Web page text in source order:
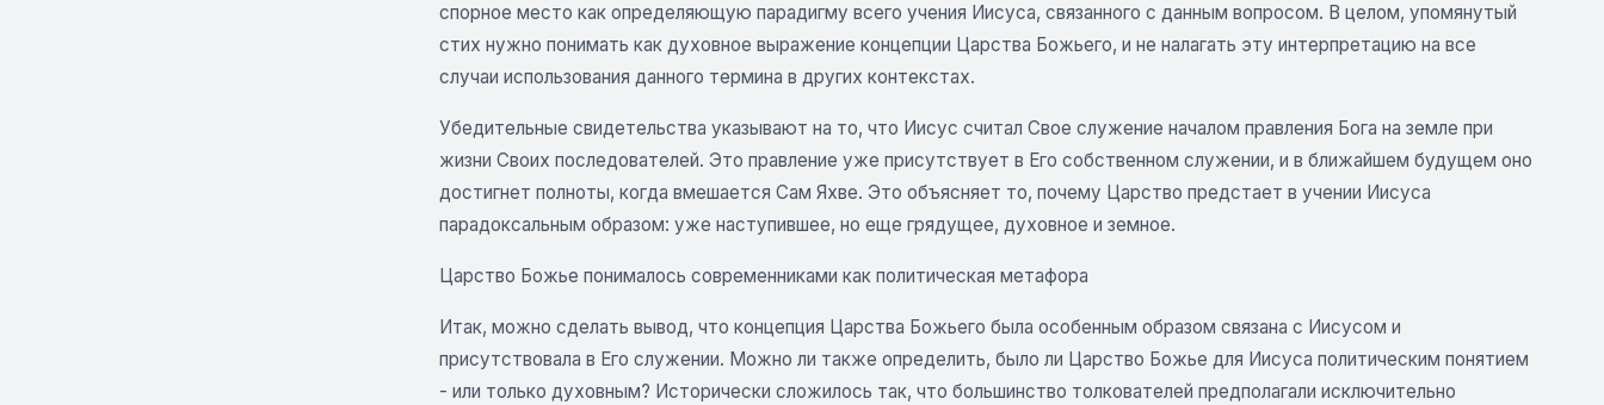
спорное место как определяющую парадигму всего учения Иисуса, связанного с данным вопросом. В целом, упомянутый
стих нужно понимать как духовное выражение концепции Царства Божьего, и не налагать эту интерпретацию на все
случаи использования данного термина в других контекстах.
Убедительные свидетельства указывают на то, что Иисус считал Свое служение началом правления Бога на земле при
жизни Своих последователей. Это правление уже присутствует в Его собственном служении, и в ближайшем будущем оно
достигнет полноты, когда вмешается Сам Яхве. Это объясняет то, почему Царство предстает в учении Иисуса
парадоксальным образом: уже наступившее, но еще грядущее, духовное и земное.
Царство Божье понималось современниками как политическая метафора
Итак, можно сделать вывод, что концепция Царства Божьего была особенным образом связана с Иисусом и
присутствовала в Его служении. Можно ли также определить, было ли Царство Божье для Иисуса политическим понятием
- или только духовным? Исторически сложилось так, что большинство толкователей предполагали исключительно